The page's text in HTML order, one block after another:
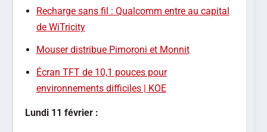
Recharge sans fil : Qualcomm entre au capital
de WiTricity
Mouser distribue Pimoroni et Monnit
Écran TFT de 10,1 pouces pour
environnements difficiles | KOE
Lundi 11 février :